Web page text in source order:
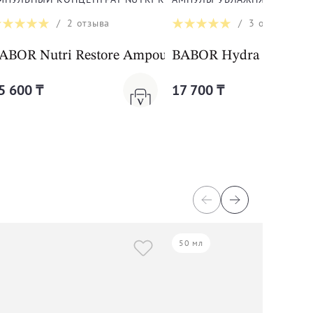
/ 2 отзыва
Nutri Restore Ampoule Serum Concentrate
600 ₸
/ 3 отзыва
BABOR Hydra Plus
17 700 ₸
30 мл